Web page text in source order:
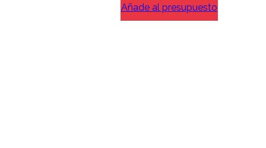
Añade al presupuesto